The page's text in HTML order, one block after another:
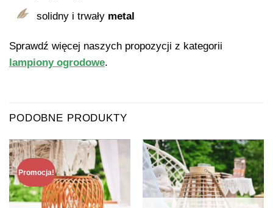
solidny i trwały metal
Sprawdź więcej naszych propozycji z kategorii
lampiony ogrodowe.
PODOBNE PRODUKTY
Promocja!